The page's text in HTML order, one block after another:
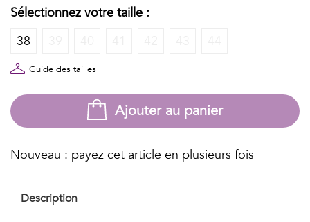
&
Flore
Géométriques
Talents
&
Métiers
motifs
Sélectionnez votre taille :
38
Guide des tailles
Ajouter au panier
Nouveau : payez cet article en plusieurs fois
Description